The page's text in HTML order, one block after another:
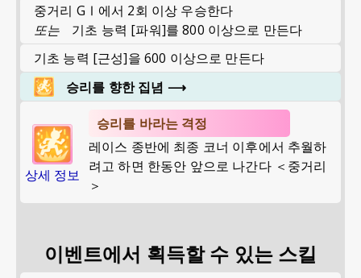
중거리 GⅠ에서 2회 이상 우승한다
또는
기초 능력 [파워]를 800 이상으로 만든다
기초 능력 [근성]을 600 이상으로 만든다
승리를 향한 집념 ⟶
상세 정보
승리를 바라는 격정
레이스 종반에 최종 코너 이후에서 추월하
려고 하면 한동안 앞으로 나간다 ＜중거리
＞
이벤트에서 획득할 수 있는 스킬